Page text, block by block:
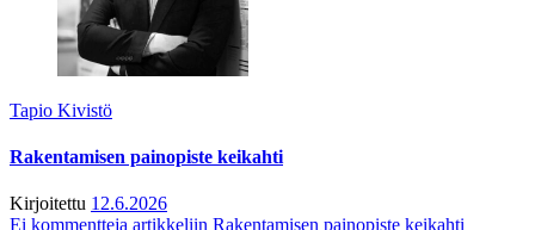
Tapio Kivistö
Rakentamisen painopiste keikahti
Kirjoitettu 12.6.2026
Ei kommentteja artikkeliin Rakentamisen painopiste keikahti